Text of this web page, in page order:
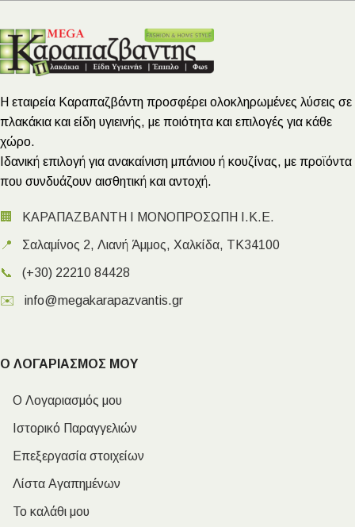
Η εταιρεία Καραπαζβάντη προσφέρει ολοκληρωμένες λύσεις σε
πλακάκια και είδη υγιεινής, με ποιότητα και επιλογές για κάθε
χώρο.
Ιδανική επιλογή για ανακαίνιση μπάνιου ή κουζίνας, με προϊόντα
που συνδυάζουν αισθητική και αντοχή.
🏢 ΚΑΡΑΠΑΖΒΑΝΤΗ Ι ΜΟΝΟΠΡΟΣΩΠΗ Ι.Κ.Ε.
📍 Σαλαμίνος 2, Λιανή Άμμος, Χαλκίδα, ΤΚ34100
📞 (+30) 22210 84428
✉️ info@megakarapazvantis.gr
Ο ΛΟΓΑΡΙΑΣΜΟΣ ΜΟΥ
Ο Λογαριασμός μου
Ιστορικό Παραγγελιών
Επεξεργασία στοιχείων
Λίστα Αγαπημένων
Το καλάθι μου